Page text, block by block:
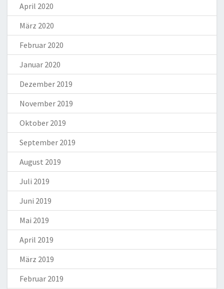
April 2020
März 2020
Februar 2020
Januar 2020
Dezember 2019
November 2019
Oktober 2019
September 2019
August 2019
Juli 2019
Juni 2019
Mai 2019
April 2019
März 2019
Februar 2019